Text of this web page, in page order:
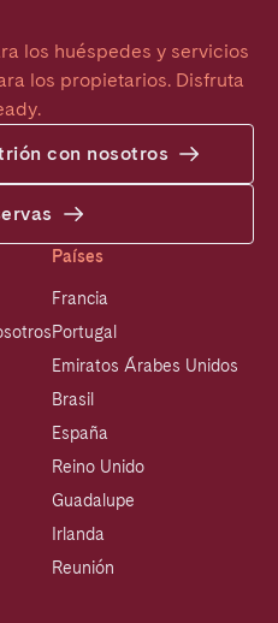
los huéspedes y servicios
los propietarios. Disfruta
con nosotros
Países
Francia
Portugal
Emiratos Árabes Unidos
Brasil
España
Reino Unido
Guadalupe
Irlanda
Reunión